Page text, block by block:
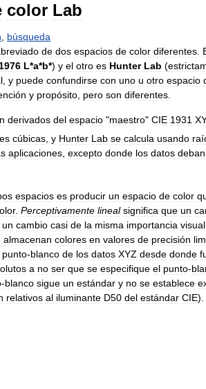
color Lab
búsqueda
de dos espacios de color diferentes
1976 L*a*b*) y el otro es Hunter Lab (
y puede confundirse con uno u otro espacio
y propósito pero son diferentes
derivados del espacio "maestro" CIE 1931
cúbicas y Hunter Lab se calcula usando
aplicaciones excepto donde los datos deban
espacios es producir un espacio de color
. Perceptivamente lineal significa que un
un cambio casi de la misma importancia visual
almacenan colores en valores de precisión
punto-blanco de los datos XYZ desde donde
a no ser que se especifique el punto-
-blanco sigue un estándar y no se establece
relativos al iluminante D50 del estándar CIE).